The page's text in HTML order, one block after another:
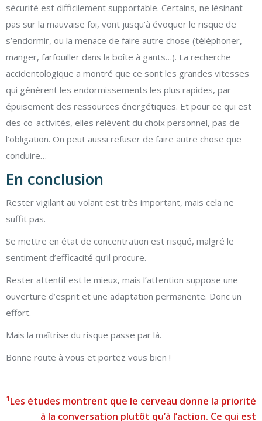
sécurité est difficilement supportable. Certains, ne lésinant
pas sur la mauvaise foi, vont jusqu’à évoquer le risque de
s’endormir, ou la menace de faire autre chose (téléphoner,
manger, farfouiller dans la boîte à gants…). La recherche
accidentologique a montré que ce sont les grandes vitesses
qui génèrent les endormissements les plus rapides, par
épuisement des ressources énergétiques. Et pour ce qui est
des co-activités, elles relèvent du choix personnel, pas de
l’obligation. On peut aussi refuser de faire autre chose que
conduire…
En conclusion
Rester vigilant au volant est très important, mais cela ne
suffit pas.
Se mettre en état de concentration est risqué, malgré le
sentiment d’efficacité qu’il procure.
Rester attentif est le mieux, mais l’attention suppose une
ouverture d’esprit et une adaptation permanente. Donc un
effort.
Mais la maîtrise du risque passe par là.
Bonne route à vous et portez vous bien !
1Les études montrent que le cerveau donne la priorité
à la conversation plutôt qu’à l’action. Ce qui est